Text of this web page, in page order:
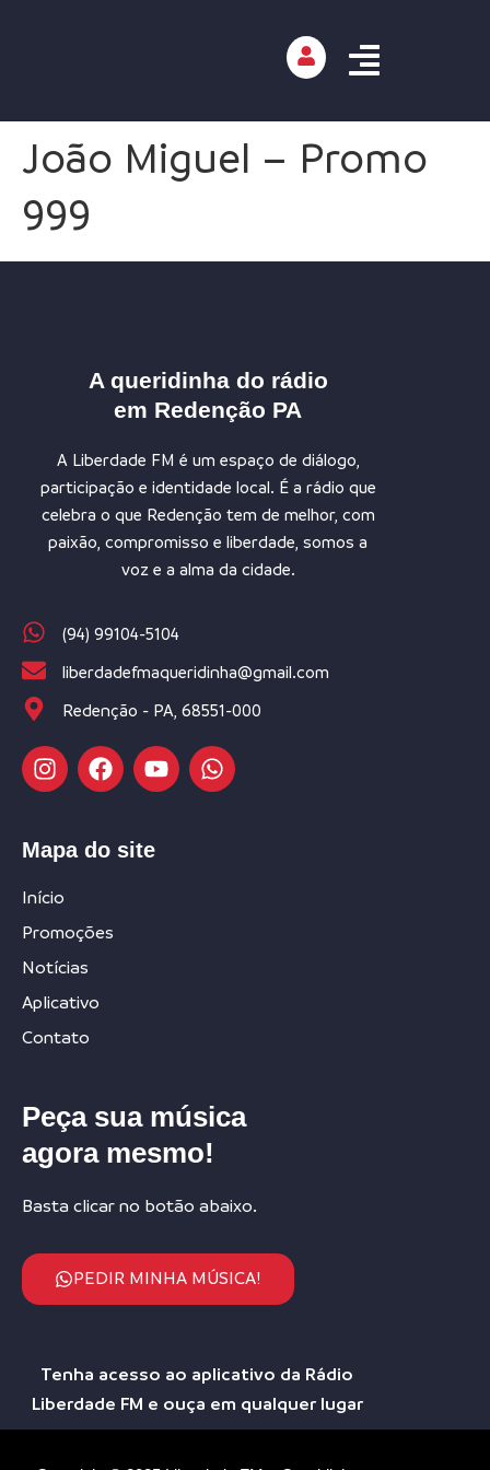
João Miguel – Promo
999
A queridinha do rádio
em Redenção PA
A Liberdade FM é um espaço de diálogo,
participação e identidade local. É a rádio que
celebra o que Redenção tem de melhor, com
paixão, compromisso e liberdade, somos a
voz e a alma da cidade.
(94) 99104-5104
liberdadefmaqueridinha@gmail.com
Redenção - PA, 68551-000
Mapa do site
Início
Promoções
Notícias
Aplicativo
Contato
Peça sua música
agora mesmo!
Basta clicar no botão abaixo.
PEDIR MINHA MÚSICA!
Tenha acesso ao aplicativo da Rádio
Liberdade FM e ouça em qualquer lugar